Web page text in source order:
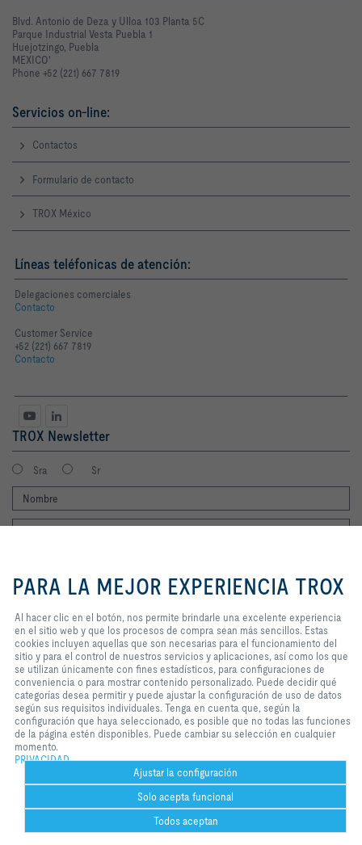
Help desk
Blvd. Antonio de Deza y Ulloa 103 Planta 5C
Parque Industrial Vesta Puebla 1
Huejotzingo, Puebla
MEXICO'
Phone +52 (221) 667 7819
Servicios on-line:
Contactos
Formulario de contacto
TROX México
Líneas teléfonicas de atención:
Delegaciones comerciales
Contacto
Customer Service
+52 (221) 667 7819
Contacto
TROX Newsletter
Sra Sr
Consiento que mis datos sean guardados en cumplimiento con la
política de protección de datos de TROX.
Login
Inicio Contactos Imprint Condiciones de contratación
Privacidad
Aviso legal
2026 © TROX México S.A. de C.V.
permite brindarle una excelente
experiencia en el sitio web y que
sencillos. Estas cookies incluyen
aquellas que son necesarias para
el funcionamiento del sitio y para
el control de nuestros servicios y
aplicaciones, así como los que se
utilizan únicamente con fines
estadísticos, para configuraciones
de conveniencia o para mostrar
contenido personalizado. Puede
decidir qué categorías desea
configuración de uso de datos
según sus requisitos individuales.
Tenga en cuenta que, según la
configuración que haya
seleccionado, es posible que no
todas las funciones de la página
estén disponibles. Puede cambiar
PARA LA MEJOR EXPERIENCIA TROX
Al hacer clic en el botón, nos permite brindarle una excelente experiencia
en el sitio web y que los procesos de compra sean más sencillos. Estas
cookies incluyen aquellas que son necesarias para el funcionamiento del
sitio y para el control de nuestros servicios y aplicaciones, así como los que
se utilizan únicamente con fines estadísticos, para configuraciones de
conveniencia o para mostrar contenido personalizado. Puede decidir qué
categorías desea permitir y puede ajustar la configuración de uso de datos
según sus requisitos individuales. Tenga en cuenta que, según la
configuración que haya seleccionado, es posible que no todas las funciones
de la página estén disponibles. Puede cambiar su selección en cualquier
momento.
PRIVACIDAD
Ajustar la configuración
Solo acepta funcional
Todos aceptan